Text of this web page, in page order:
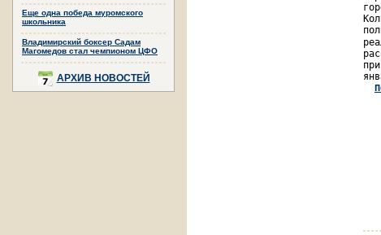
Еще одна победа муромского
школьника
Владимирский боксер Садам
Магомедов стал чемпионом ЦФО
АРХИВ НОВОСТЕЙ